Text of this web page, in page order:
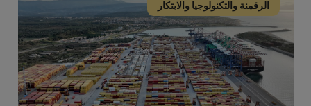
الرقمنة والتكنولوجيا والابتكار